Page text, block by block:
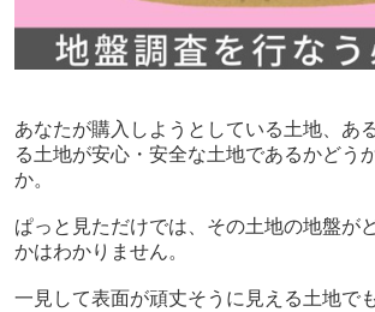
あなたが購入しようとしている土地、あ
る土地が安心・安全な土地であるかどう
か。
ぱっと見ただけでは、その土地の地盤が
かはわかりません。
一見して表面が頑丈そうに見える土地で